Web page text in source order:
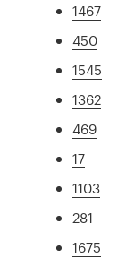
1467
450
1545
1362
469
17
1103
281
1675